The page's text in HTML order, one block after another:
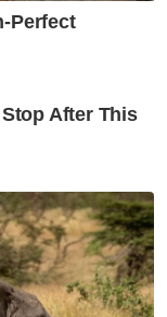
ayah' -
ikat jamin